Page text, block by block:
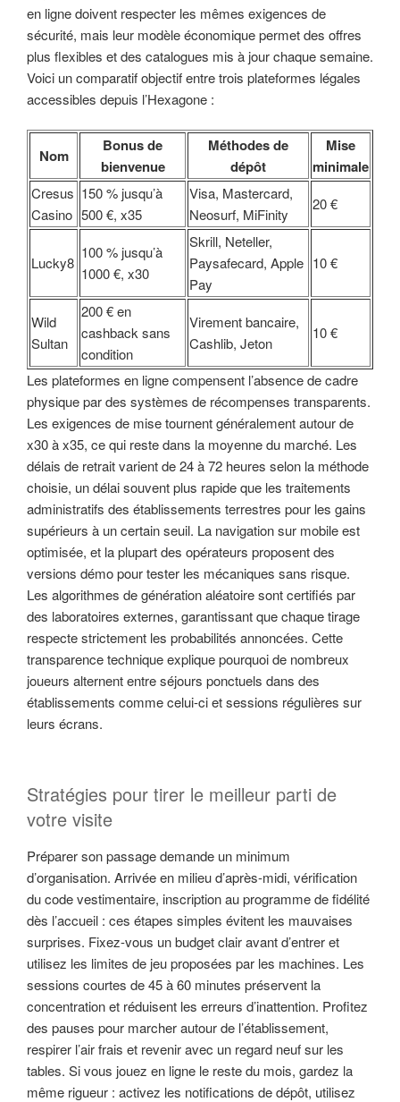
en ligne doivent respecter les mêmes exigences de
sécurité, mais leur modèle économique permet des offres
plus flexibles et des catalogues mis à jour chaque semaine.
Voici un comparatif objectif entre trois plateformes légales
accessibles depuis l’Hexagone :
Nom
Bonus de
bienvenue
Méthodes de
dépôt
Mise
minimale
Cresus
Casino
150 % jusqu’à
500 €, x35
Visa, Mastercard,
Neosurf, MiFinity
20 €
Lucky8
100 % jusqu’à
1000 €, x30
Skrill, Neteller,
Paysafecard, Apple
Pay
10 €
Wild
Sultan
200 € en
cashback sans
condition
Virement bancaire,
Cashlib, Jeton
10 €
Les plateformes en ligne compensent l’absence de cadre
physique par des systèmes de récompenses transparents.
Les exigences de mise tournent généralement autour de
x30 à x35, ce qui reste dans la moyenne du marché. Les
délais de retrait varient de 24 à 72 heures selon la méthode
choisie, un délai souvent plus rapide que les traitements
administratifs des établissements terrestres pour les gains
supérieurs à un certain seuil. La navigation sur mobile est
optimisée, et la plupart des opérateurs proposent des
versions démo pour tester les mécaniques sans risque.
Les algorithmes de génération aléatoire sont certifiés par
des laboratoires externes, garantissant que chaque tirage
respecte strictement les probabilités annoncées. Cette
transparence technique explique pourquoi de nombreux
joueurs alternent entre séjours ponctuels dans des
établissements comme celui-ci et sessions régulières sur
leurs écrans.
Stratégies pour tirer le meilleur parti de
votre visite
Préparer son passage demande un minimum
d’organisation. Arrivée en milieu d’après-midi, vérification
du code vestimentaire, inscription au programme de fidélité
dès l’accueil : ces étapes simples évitent les mauvaises
surprises. Fixez-vous un budget clair avant d’entrer et
utilisez les limites de jeu proposées par les machines. Les
sessions courtes de 45 à 60 minutes préservent la
concentration et réduisent les erreurs d’inattention. Profitez
des pauses pour marcher autour de l’établissement,
respirer l’air frais et revenir avec un regard neuf sur les
tables. Si vous jouez en ligne le reste du mois, gardez la
même rigueur : activez les notifications de dépôt, utilisez